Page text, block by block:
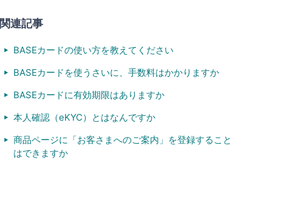
関連記事
BASEカードの使い方を教えてください
BASEカードを使うさいに、手数料はかかりますか
BASEカードに有効期限はありますか
本人確認（eKYC）とはなんですか
商品ページに「お客さまへのご案内」を登録すること
はできますか